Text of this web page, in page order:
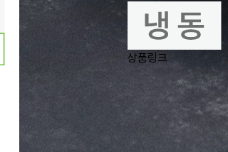
상품링크